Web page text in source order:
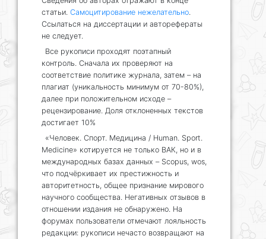
статьи. Самоцитирование нежелательно
Ссылаться на диссертации и авторефераты
не следует.
Все рукописи проходят поэтапный
контроль. Сначала их проверяют на
соответствие политике журнала, затем – на
плагиат (уникальность минимум от 70-80%),
далее при положительном исходе –
рецензирование. Доля отклоненных текстов
достигает 10%
«Человек. Спорт. Медицина / Human. Sport.
Medicine» котируется не только ВАК, но и в
международных базах данных – Scopus, wos,
что подчёркивает их престижность и
авторитетность, общее признание мирового
научного сообщества. Негативных отзывов в
отношении издания не обнаружено. На
форумах пользователи отмечают лояльность
редакции: рукописи нечасто возвращают на